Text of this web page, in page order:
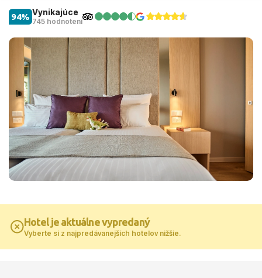
Vynikajúce
745 hodnotení
94%
Hotel je aktuálne vypredaný
Vyberte si z najpredávanejších hotelov nižšie.